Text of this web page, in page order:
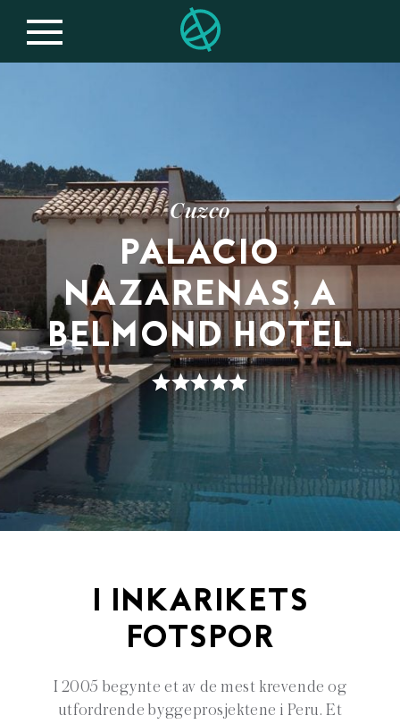
Cuzco
PALACIO
NAZARENAS, A
BELMOND HOTEL
I INKARIKETS
FOTSPOR
I 2005 begynte et av de mest krevende og
utfordrende byggeprosjektene i Peru. Et